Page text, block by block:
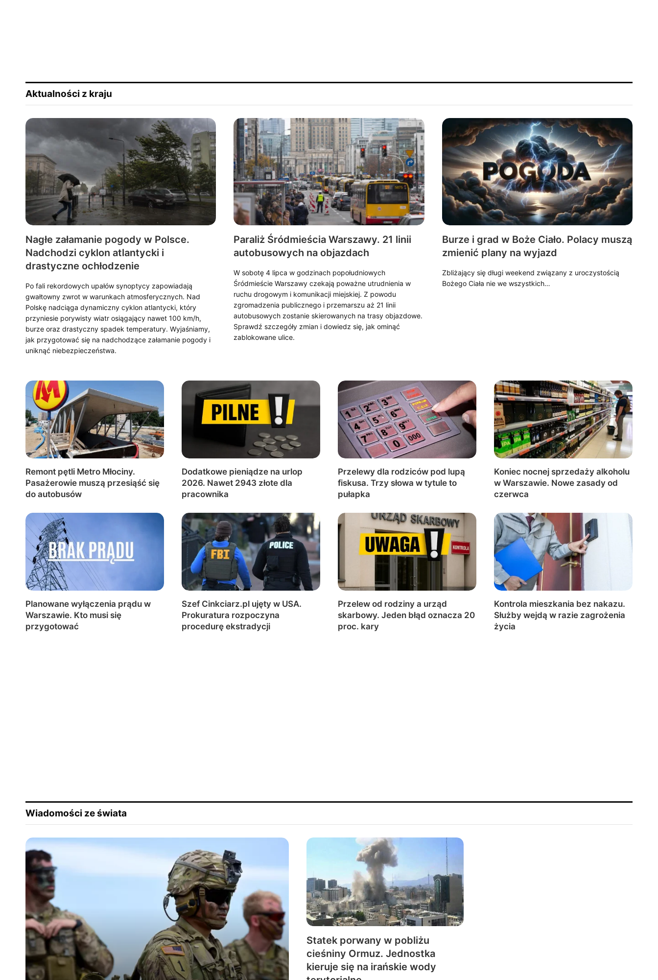
Aktualności z kraju
Nagłe załamanie pogody w Polsce.
Nadchodzi cyklon atlantycki i
drastyczne ochłodzenie
Po fali rekordowych upałów synoptycy zapowiadają
gwałtowny zwrot w warunkach atmosferycznych. Nad
Polskę nadciąga dynamiczny cyklon atlantycki, który
przyniesie porywisty wiatr osiągający nawet 100 km/h,
burze oraz drastyczny spadek temperatury. Wyjaśniamy,
jak przygotować się na nadchodzące załamanie pogody i
uniknąć niebezpieczeństwa.
Paraliż Śródmieścia Warszawy. 21 linii
autobusowych na objazdach
W sobotę 4 lipca w godzinach popołudniowych
Śródmieście Warszawy czekają poważne utrudnienia w
ruchu drogowym i komunikacji miejskiej. Z powodu
zgromadzenia publicznego i przemarszu aż 21 linii
autobusowych zostanie skierowanych na trasy objazdowe.
Sprawdź szczegóły zmian i dowiedz się, jak ominąć
zablokowane ulice.
Burze i grad w Boże Ciało. Polacy muszą
zmienić plany na wyjazd
Zbliżający się długi weekend związany z uroczystością
Bożego Ciała nie we wszystkich…
Remont pętli Metro Młociny.
Pasażerowie muszą przesiąść się
do autobusów
Dodatkowe pieniądze na urlop
2026. Nawet 2943 złote dla
pracownika
Przelewy dla rodziców pod lupą
fiskusa. Trzy słowa w tytule to
pułapka
Koniec nocnej sprzedaży alkoholu
w Warszawie. Nowe zasady od
czerwca
Planowane wyłączenia prądu w
Warszawie. Kto musi się
przygotować
Szef Cinkciarz.pl ujęty w USA.
Prokuratura rozpoczyna
procedurę ekstradycji
Przelew od rodziny a urząd
skarbowy. Jeden błąd oznacza 20
proc. kary
Kontrola mieszkania bez nakazu.
Służby wejdą w razie zagrożenia
życia
Wiadomości ze świata
Statek porwany w pobliżu
cieśniny Ormuz. Jednostka
kieruje się na irańskie wody